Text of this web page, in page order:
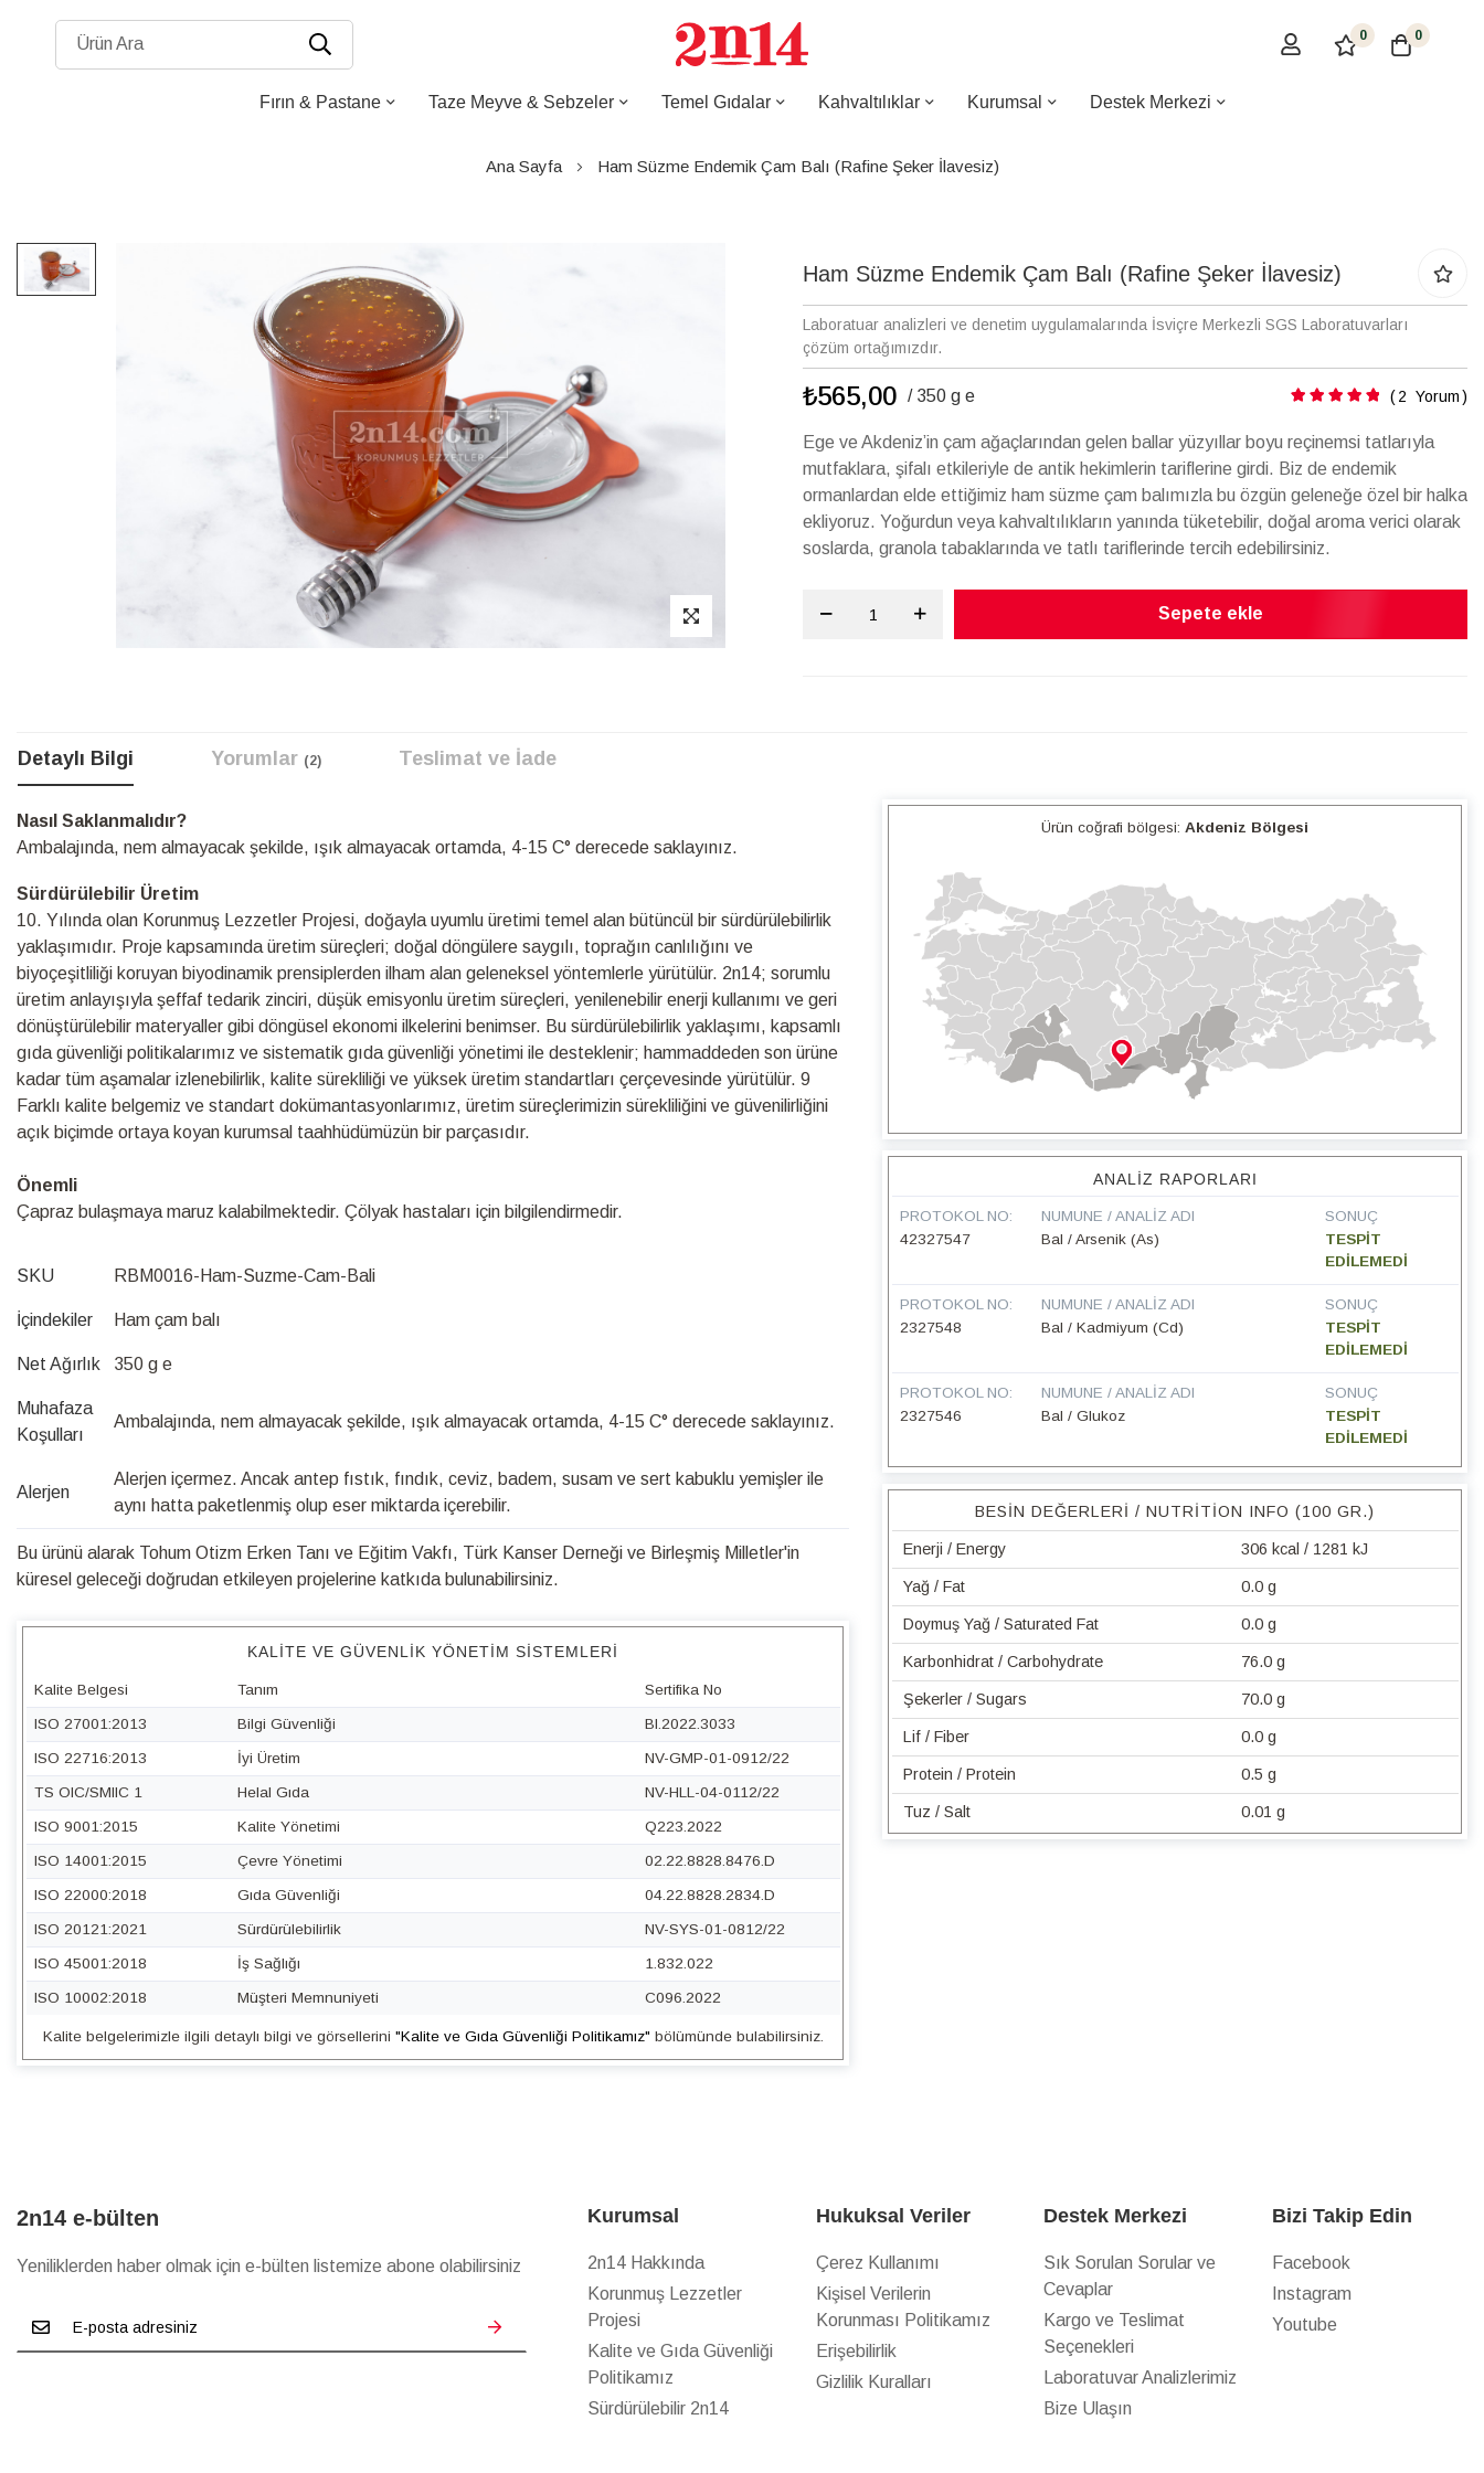
Ürün Ara 0 0
Fırın & Pastane Taze Meyve & Sebzeler Temel Gıdalar Kahvaltılıklar Kurumsal Destek Merkezi
Ana Sayfa Ham Süzme Endemik Çam Balı (Rafine Şeker İlavesiz)
Resim
galerisinin
atla
Ham Süzme Endemik Çam Balı (Rafine Şeker İlavesiz)
Laboratuar analizleri ve denetim uygulamalarında İsviçre Merkezli SGS Laboratuvarları
çözüm ortağımızdır.
₺565,00 / 350 g e Puanlama: 2 Yorum
Ege ve Akdeniz’in çam ağaçlarından gelen ballar yüzyıllar boyu reçinemsi tatlarıyla
mutfaklara, şifalı etkileriyle de antik hekimlerin tariflerine girdi. Biz de endemik
ormanlardan elde ettiğimiz ham süzme çam balımızla bu özgün geleneğe özel bir halka
ekliyoruz. Yoğurdun veya kahvaltılıkların yanında tüketebilir, doğal aroma verici olarak
soslarda, granola tabaklarında ve tatlı tariflerinde tercih edebilirsiniz.
Sepete ekle
Detaylı Bilgi
Ürün coğrafi bölgesi: Akdeniz Bölgesi
ANALIZ RAPORLARI
PROTOKOL NO:
42327547
NUMUNE / ANALIZ ADI
Bal / Arsenik (As)
SONUÇ
TESPİT
EDİLEMEDİ
PROTOKOL NO:
2327548
NUMUNE / ANALIZ ADI
Bal / Kadmiyum (Cd)
SONUÇ
TESPİT
EDİLEMEDİ
PROTOKOL NO:
2327546
NUMUNE / ANALIZ ADI
Bal / Glukoz
SONUÇ
TESPİT
EDİLEMEDİ
BESIN DEĞERLERI / NUTRITION INFO (100 GR.)
Enerji / Energy 306 kcal / 1281 kJ
Yağ / Fat 0.0 g
Doymuş Yağ / Saturated Fat 0.0 g
Karbonhidrat / Carbohydrate 76.0 g
Şekerler / Sugars 70.0 g
Lif / Fiber 0.0 g
Protein / Protein 0.5 g
Tuz / Salt 0.01 g
Detaylı
Bilgi
Nasıl Saklanmalıdır?
Ambalajında, nem almayacak şekilde, ışık almayacak ortamda, 4-15 C° derecede saklayınız.
Sürdürülebilir Üretim
10.⁠ ⁠Yılında olan Korunmuş Lezzetler Projesi, doğayla uyumlu üretimi temel alan bütüncül bir sürdürülebilirlik
yaklaşımıdır. Proje kapsamında üretim süreçleri; doğal döngülere saygılı, toprağın canlılığını ve
biyoçeşitliliği koruyan biyodinamik prensiplerden ilham alan geleneksel yöntemlerle yürütülür. 2n14; sorumlu
üretim anlayışıyla şeffaf tedarik zinciri, düşük emisyonlu üretim süreçleri, yenilenebilir enerji kullanımı ve geri
dönüştürülebilir materyaller gibi döngüsel ekonomi ilkelerini benimser. Bu sürdürülebilirlik yaklaşımı, kapsamlı
gıda güvenliği politikalarımız ve sistematik gıda güvenliği yönetimi ile desteklenir; hammaddeden son ürüne
kadar tüm aşamalar izlenebilirlik, kalite sürekliliği ve yüksek üretim standartları çerçevesinde yürütülür. 9
Farklı kalite belgemiz ve standart dokümantasyonlarımız, üretim süreçlerimizin sürekliliğini ve güvenilirliğini
açık biçimde ortaya koyan kurumsal taahhüdümüzün bir parçasıdır.
Önemli
Çapraz bulaşmaya maruz kalabilmektedir. Çölyak hastaları için bilgilendirmedir.
SKU RBM0016-Ham-Suzme-Cam-Bali
İçindekiler Ham çam balı
Net Ağırlık 350 g e
Muhafaza
Koşulları
Ambalajında, nem almayacak şekilde, ışık almayacak ortamda, 4-15 C° derecede saklayınız.
Alerjen
Alerjen içermez. Ancak antep fıstık, fındık, ceviz, badem, susam ve sert kabuklu yemişler ile
aynı hatta paketlenmiş olup eser miktarda içerebilir.
Bu ürünü alarak Tohum Otizm Erken Tanı ve Eğitim Vakfı, Türk Kanser Derneği ve Birleşmiş Milletler'in
küresel geleceği doğrudan etkileyen projelerine katkıda bulunabilirsiniz.
KALITE VE GÜVENLIK YÖNETIM SISTEMLERI
Kalite Belgesi Tanım Sertifika No
ISO 27001:2013 Bilgi Güvenliği BI.2022.3033
ISO 22716:2013 İyi Üretim NV-GMP-01-0912/22
TS OIC/SMIIC 1 Helal Gıda NV-HLL-04-0112/22
ISO 9001:2015 Kalite Yönetimi Q223.2022
ISO 14001:2015 Çevre Yönetimi 02.22.8828.8476.D
ISO 22000:2018 Gıda Güvenliği 04.22.8828.2834.D
ISO 20121:2021 Sürdürülebilirlik NV-SYS-01-0812/22
ISO 45001:2018 İş Sağlığı 1.832.022
ISO 10002:2018 Müşteri Memnuniyeti C096.2022
Kalite belgelerimizle ilgili detaylı bilgi ve görsellerini "Kalite ve Gıda Güvenliği Politikamız" bölümünde bulabilirsiniz.
Yorumlar 2 Teslimat ve İade
2n14 e-bülten
Yeniliklerden haber olmak için e-bülten listemize abone olabilirsiniz
Kurumsal
2n14 Hakkında
Korunmuş Lezzetler
Projesi
Kalite ve Gıda Güvenliği
Politikamız
Sürdürülebilir 2n14
Hukuksal Veriler
Çerez Kullanımı
Kişisel Verilerin
Korunması Politikamız
Erişebilirlik
Gizlilik Kuralları
Bizi Takip Edin
Facebook
Instagram
Youtube
Destek Merkezi
Sık Sorulan Sorular ve
Cevaplar
Kargo ve Teslimat
Seçenekleri
Laboratuvar Analizlerimiz
Bize Ulaşın